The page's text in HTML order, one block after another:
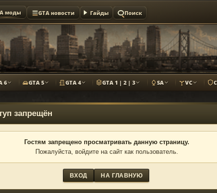
моды GTA новости Гайды Поиск
6 GTA 5 GTA 4 GTA 1 | 2 | 3 SA VC
запрещён
Гостям запрещено просматривать данную страницу.
Пожалуйста, войдите на сайт как пользователь.
ВХОД НА ГЛАВНУЮ